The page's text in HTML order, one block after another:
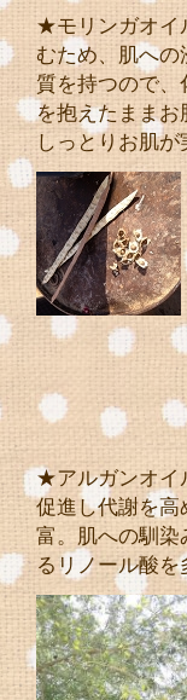
★モリンガオイ
むため、肌への
質を持つので、
を抱えたままお
しっとりお肌が
★アルガンオイ
促進し代謝を高
富。肌への馴染
るリノール酸